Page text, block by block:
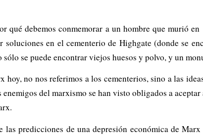
qué debemos conmemorar a un hombre que murió
en el cementerio de Highgate (donde se
se puede encontrar viejos huesos y polvo, y un
no nos referimos a los cementerios, sino a las
del marxismo se han visto obligados a
predicciones de una depresión económica de